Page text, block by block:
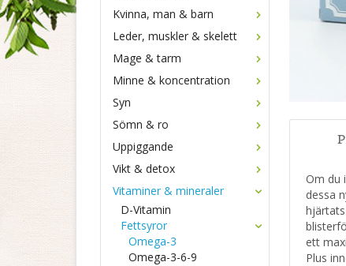
Kvinna, man & barn
Leder, muskler & skelett
Mage & tarm
Minne & koncentration
Syn
Sömn & ro
Uppiggande
Vikt & detox
Vitaminer & mineraler
D-Vitamin
Fettsyror
Omega-3
Omega-3-6-9
Om du
dessa
ett
Plus